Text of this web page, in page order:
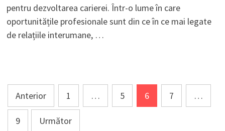
pentru dezvoltarea carierei. Într-o lume în care
oportunitățile profesionale sunt din ce în ce mai legate
de relațiile interumane, …
Paginație
articole
Anterior 1 … 5 6 7 …
9 Următor